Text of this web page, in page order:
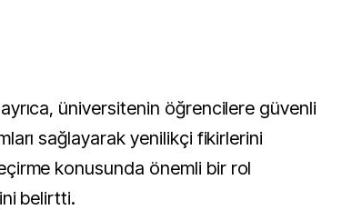
üniversitenin öğrencilere güvenli
sağlayarak yenilikçi fikirlerini
konusunda önemli bir rol
belirtti.